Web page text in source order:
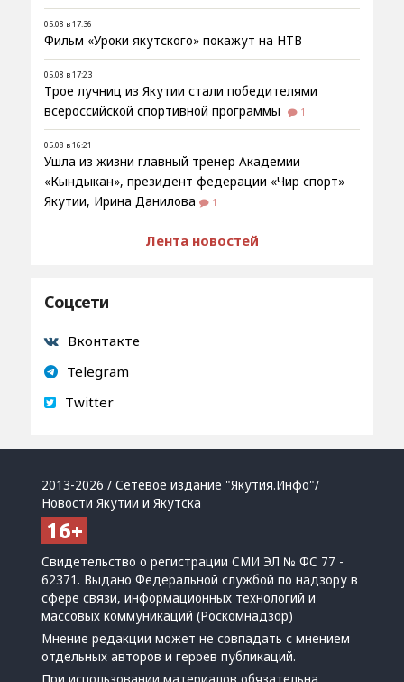
05.08 в 17:36
Фильм «Уроки якутского» покажут на НТВ
05.08 в 17:23
Трое лучниц из Якутии стали победителями
всероссийской спортивной программы
1
05.08 в 16:21
Ушла из жизни главный тренер Академии
«Кындыкан», президент федерации «Чир спорт»
Якутии, Ирина Данилова
1
Лента новостей
Соцсети
Вконтакте
Telegram
Twitter
2013-2026 / Сетевое издание "Якутия.Инфо"/
Новости Якутии и Якутска
Свидетельство о регистрации СМИ ЭЛ № ФС 77 -
62371. Выдано Федеральной службой по надзору в
сфере связи, информационных технологий и
массовых коммуникаций (Роскомнадзор)
Мнение редакции может не совпадать с мнением
отдельных авторов и героев публикаций.